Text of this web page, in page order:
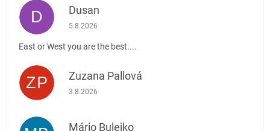
D Dusan
Hodnotenie obchodu je 5 z 5 hviezdičiek.
5.8.2026
East or West you are the best....
ZP Zuzana Pallová
Hodnotenie obchodu je 5 z 5 hviezdičiek.
3.8.2026
Mário Bulejko